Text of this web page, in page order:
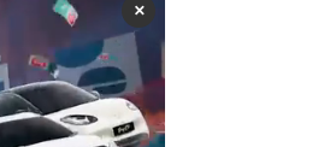
×